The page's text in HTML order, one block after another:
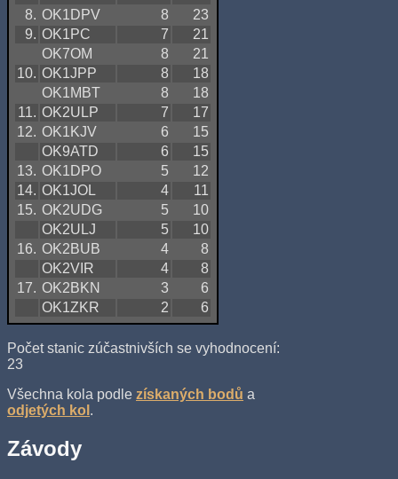
8. OK1DPV 8
23
9. OK1PC 7
21
OK7OM
8
21
10. OK1JPP 8
18
OK1MBT
8
18
11. OK2ULP 7
17
12. OK1KJV 6
15
OK9ATD
6
15
13. OK1DPO 5
12
14. OK1JOL 4
11
15. OK2UDG 5
10
OK2ULJ
5
10
16. OK2BUB 4
8
OK2VIR
4
8
17. OK2BKN 3
6
OK1ZKR
2 6
Počet stanic zúčastnivších se vyhodnocení:
23
Všechna kola podle získaných bodů a
odjetých kol .
Závody